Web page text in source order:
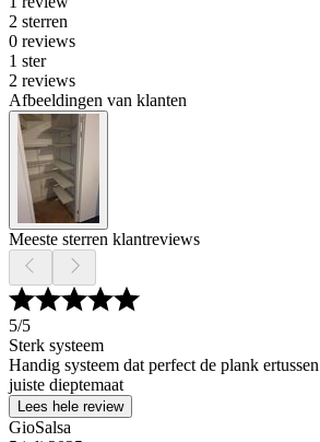
2 sterren
0 reviews
1 ster
2 reviews
Afbeeldingen van klanten
Meeste sterren klantreviews
5/5
Sterk systeem
Handig systeem dat perfect de plank
juiste dieptemaat
Lees hele review
GioSalsa